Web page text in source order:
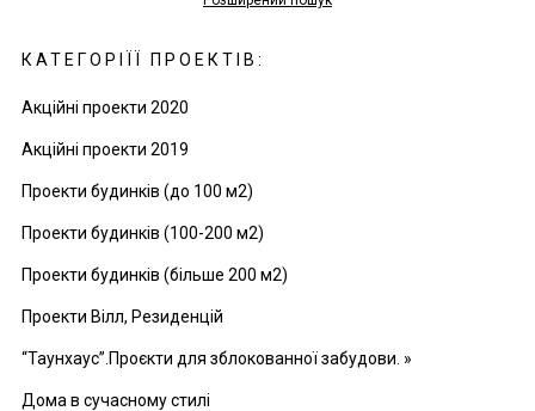
КАТЕГОРІЇЇ ПРОЕКТІВ:
Акційні проекти 2020
Акційні проекти 2019
Проекти будинків (до 100 м2)
Проекти будинків (100-200 м2)
Проекти будинків (більше 200 м2)
Проекти Вілл, Резиденцій
“Таунхаус”.Проєкти для зблокованної забудови. »
Дома в сучасному стилі